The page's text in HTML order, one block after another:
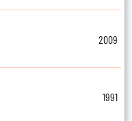
2009
1991